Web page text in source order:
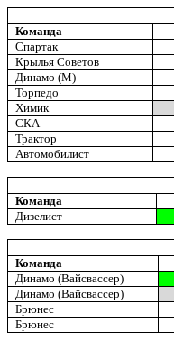
Команда
Спартак
Крылья Советов
Динамо (М)
Торпедо
Химик
СКА
Трактор
Автомобилист
Команда
Дизелист
Команда
Динамо (Вайсвассер)
Динамо (Вайсвассер)
Брюнес
Брюнес